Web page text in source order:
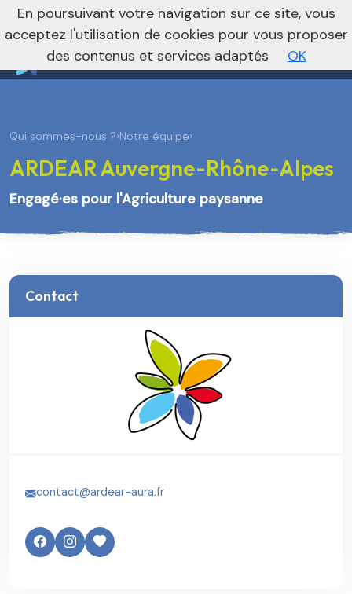
Vers le site national
nivo_2026: 1
Qui sommes-nous ?›Notre équipe›
ARDEAR Auvergne-Rhône-Alpes
Engagé·es pour l'Agriculture paysanne
Contact
contact@ardear-aura.fr
En poursuivant votre navigation sur ce site, vous
acceptez l'utilisation de cookies pour vous proposer
des contenus et services adaptés
OK